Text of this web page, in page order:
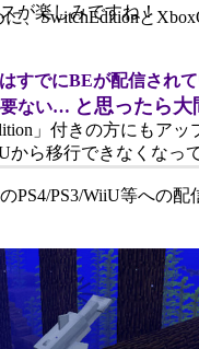
が楽しみですね！
、SwitchEditionと
すでにBEが配信され
要ない… と思ったら大
」付きの方にもアッ
から移行できなくなっ
PS4/PS3/WiiU等への配